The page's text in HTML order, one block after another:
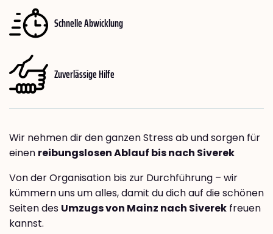
Schnelle Abwicklung
Zuverlässige Hilfe
Wir nehmen dir den ganzen Stress ab und sorgen für
einen reibungslosen Ablauf bis nach Siverek
Von der Organisation bis zur Durchführung – wir
kümmern uns um alles, damit du dich auf die schönen
Seiten des Umzugs von Mainz nach Siverek freuen
kannst.